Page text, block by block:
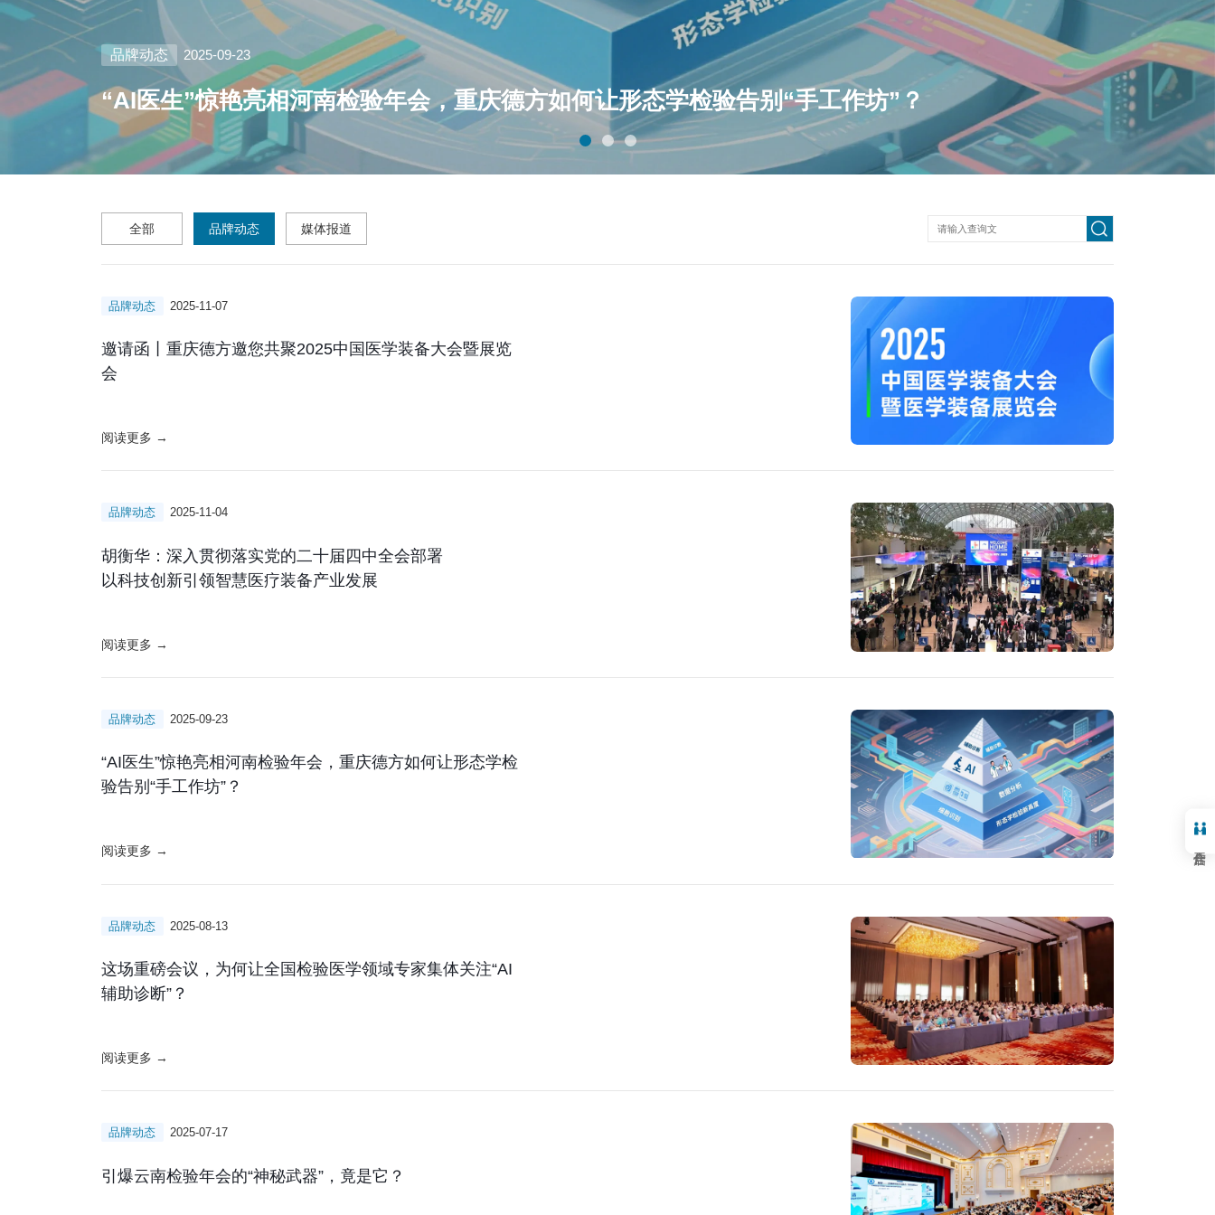
品牌动态 2025-09-23
“AI医生”惊艳亮相河南检验年会，重庆德方如何让形态学检验告别“手工作坊”？
全部 品牌动态 媒体报道
品牌动态 2025-11-07
邀请函丨重庆德方邀您共聚2025中国医学装备大会暨展览
会
阅读更多 →
品牌动态 2025-11-04
胡衡华：深入贯彻落实党的二十届四中全会部署
以科技创新引领智慧医疗装备产业发展
阅读更多 →
品牌动态 2025-09-23
“AI医生”惊艳亮相河南检验年会，重庆德方如何让形态学检
验告别“手工作坊”？
阅读更多 →
品牌动态 2025-08-13
这场重磅会议，为何让全国检验医学领域专家集体关注“AI
辅助诊断”？
阅读更多 →
品牌动态 2025-07-17
引爆云南检验年会的“神秘武器”，竟是它？